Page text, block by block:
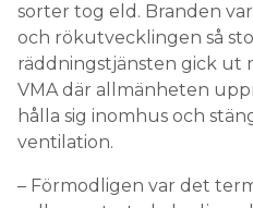
sorter tog eld. Branden
och rökutvecklingen så
räddningstjänsten gick ut
VMA där allmänheten
hålla sig inomhus och
ventilation.
– Förmodligen var det